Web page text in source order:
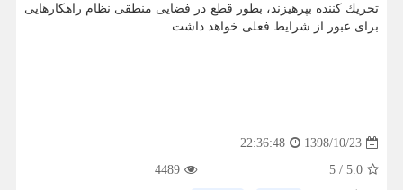
تحریك كننده بپرهیزند، بطور قطع در فضایی منطقی نظام راهكارهایی
برای عبور از شرایط فعلی خواهد داشت.
1398/10/23
22:36:48
5.0
/
5
4489